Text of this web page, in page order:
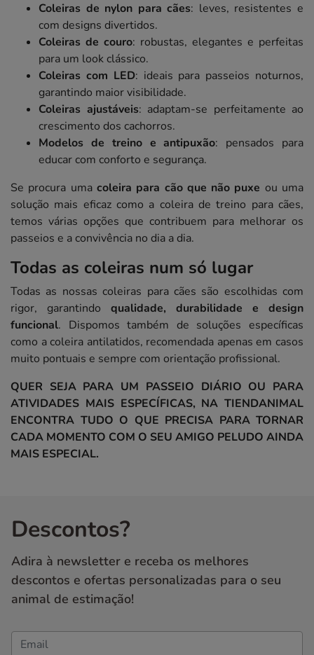
Coleiras de nylon para cães: leves, resistentes e
com designs divertidos.
Coleiras de couro: robustas, elegantes e perfeitas
para um look clássico.
Coleiras com LED: ideais para passeios noturnos,
garantindo maior visibilidade.
Coleiras ajustáveis: adaptam-se perfeitamente ao
crescimento dos cachorros.
Modelos de treino e antipuxão: pensados para
educar com conforto e segurança.
Se procura uma coleira para cão que não puxe ou uma
solução mais eficaz como a coleira de treino para cães,
temos várias opções que contribuem para melhorar os
passeios e a convivência no dia a dia.
Todas as coleiras num só lugar
Todas as nossas coleiras para cães são escolhidas com
rigor, garantindo qualidade, durabilidade e design
funcional. Dispomos também de soluções específicas
como a coleira antilatidos, recomendada apenas em casos
muito pontuais e sempre com orientação profissional.
QUER SEJA PARA UM PASSEIO DIÁRIO OU PARA
ATIVIDADES MAIS ESPECÍFICAS, NA TIENDANIMAL
ENCONTRA TUDO O QUE PRECISA PARA TORNAR
CADA MOMENTO COM O SEU AMIGO PELUDO AINDA
MAIS ESPECIAL.
Descontos?
Adira à newsletter e receba os melhores
descontos e ofertas personalizadas para o seu
animal de estimação!